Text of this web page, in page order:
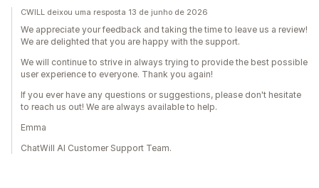
CWILL deixou uma resposta 13 de junho de 2026
We appreciate your feedback and taking the time to leave us a review!
We are delighted that you are happy with the support.
We will continue to strive in always trying to provide the best possible
user experience to everyone. Thank you again!
If you ever have any questions or suggestions, please don't hesitate
to reach us out! We are always available to help.
Emma
ChatWill AI Customer Support Team.